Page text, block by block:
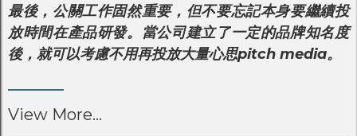
最後，公關工作固然重要，但不要忘記本身要繼續投
放時間在產品研發。當公司建立了一定的品牌知名度
後，就可以考慮不用再投放大量心思pitch media。
View More...